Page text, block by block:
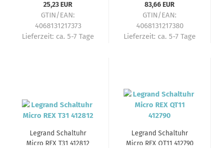
25,23 EUR
GTIN/EAN:
4068131217373
Lieferzeit: ca. 5-7 Tage
83,66 EUR
GTIN/EAN:
4068131217380
Lieferzeit: ca. 5-7 Tage
Legrand Schaltuhr
Micro REX T31 412812
Legrand Schaltuhr
Micro REX QT11 412790